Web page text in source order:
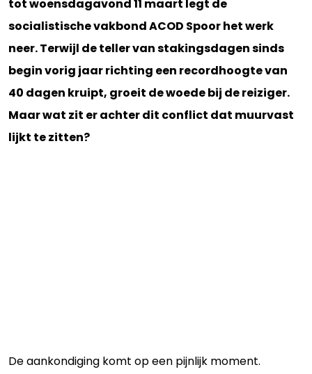
tot woensdagavond 11 maart legt de
socialistische vakbond ACOD Spoor het werk
neer. Terwijl de teller van stakingsdagen sinds
begin vorig jaar richting een recordhoogte van
40 dagen kruipt, groeit de woede bij de reiziger.
Maar wat zit er achter dit conflict dat muurvast
lijkt te zitten?
De aankondiging komt op een pijnlijk moment.